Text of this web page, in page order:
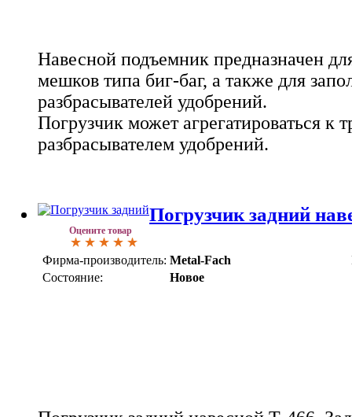
Навесной подъемник предназначен
мешков типа биг-баг, а также для
разбрасывателей удобрений.
Погрузчик может агрегатироваться к
разбрасывателем удобрений.
Оцените товар
Погрузчик задний
Фирма-производитель: Metal-Fach
Состояние:
Новое